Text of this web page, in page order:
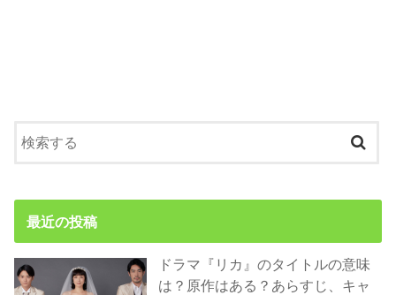
最近の投稿
ドラマ『リカ』のタイトルの意味
は？原作はある？あらすじ、キャ